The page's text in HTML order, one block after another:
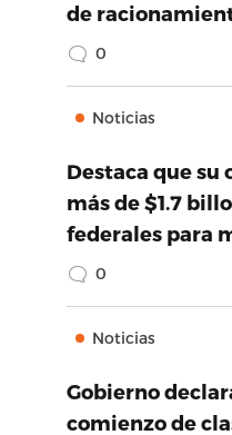
de
0
Noticias
Destaca que su
más de $1.7
federales para
0
Noticias
Gobierno
comienzo de